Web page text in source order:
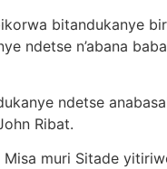
bitandukanye
ndetse n’abana
ndetse
Ribat.
muri Sitade